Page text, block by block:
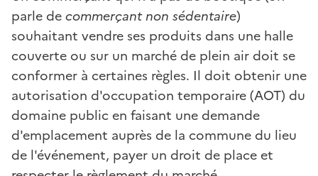
parle decommerçant non sédentaire)
souhaitant vendre ses produits dans une halle
couverte ou sur un marché de plein air doit se
conformer à certaines règles. Il doit obtenir une
autorisation d'occupation temporaire (AOT) du
domaine public en faisant une demande
d'emplacement auprès de la commune du lieu
de l'événement, payer un droit de place et